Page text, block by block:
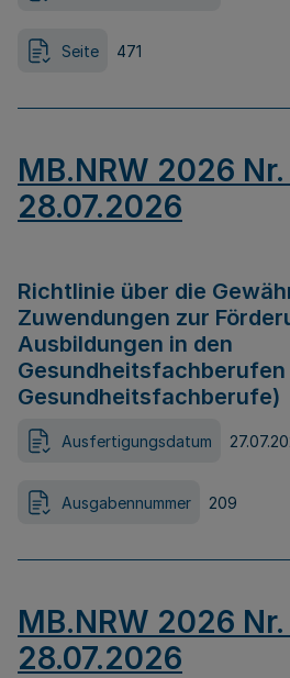
Seite 471
MB.NRW 2026
28.07.2026
Richtlinie über die
Zuwendungen zur
Ausbildungen in den
Gesundheitsfachberufe)
Ausfertigungsdatum
Ausgabennummer 209
MB.NRW 2026
28.07.2026